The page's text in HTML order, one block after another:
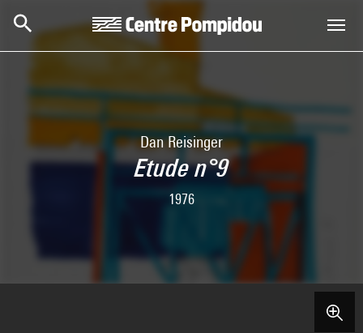
Dan Reisinger
Etude n°9
1976